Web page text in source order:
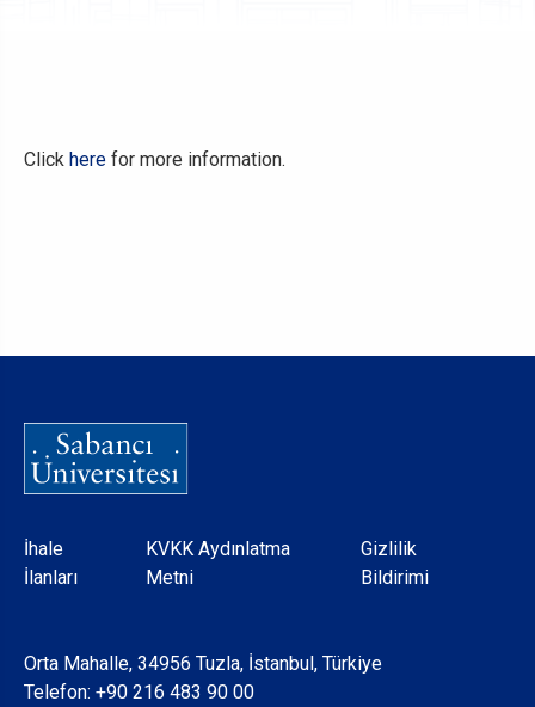
Click here for more information.
Dipnot
İhale
İlanları
KVKK Aydınlatma
Metni
Gizlilik
Bildirimi
Orta Mahalle, 34956 Tuzla, İstanbul, Türkiye
Telefon: +90 216 483 90 00